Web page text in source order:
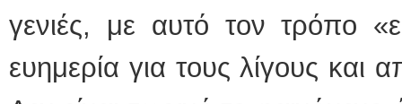
γενιές, με αυτό τον τρόπο
ευημερία για τους λίγους και